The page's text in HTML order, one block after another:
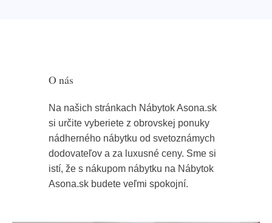
O nás
Na našich stránkach Nábytok Asona.sk
si určite vyberiete z obrovskej ponuky
nádherného nábytku od svetoznámych
dodovateľov a za luxusné ceny. Sme si
istí, že s nákupom nábytku na Nábytok
Asona.sk budete veľmi spokojní.